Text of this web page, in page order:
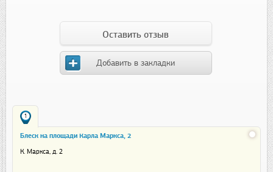
Оставить отзыв
Добавить в закладки
1
Блеск на площади Карла Маркса, 2
К. Маркса, д. 2